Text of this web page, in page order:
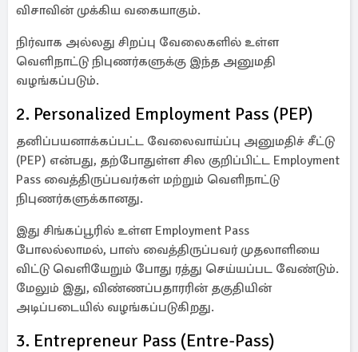
விசாவின் முக்கிய வகையாகும்.
நிர்வாக அல்லது சிறப்பு வேலைகளில் உள்ள
வெளிநாட்டு நிபுணர்களுக்கு இந்த அனுமதி
வழங்கப்படும்.
2. Personalized Employment Pass (PEP)
தனிப்பயனாக்கப்பட்ட வேலைவாய்ப்பு அனுமதிச் சீட்டு
(PEP) என்பது, தற்போதுள்ள சில குறிப்பிட்ட Employment
Pass வைத்திருப்பவர்கள் மற்றும் வெளிநாட்டு
நிபுணர்களுக்கானது.
இது சிங்கப்பூரில் உள்ள Employment Pass
போலல்லாமல், பாஸ் வைத்திருப்பவர் முதலாளியை
விட்டு வெளியேறும் போது ரத்து செய்யப்பட வேண்டும்.
மேலும் இது, விண்ணப்பதாரரின் தகுதியின்
அடிப்படையில் வழங்கப்படுகிறது.
3. Entrepreneur Pass (Entre-Pass)